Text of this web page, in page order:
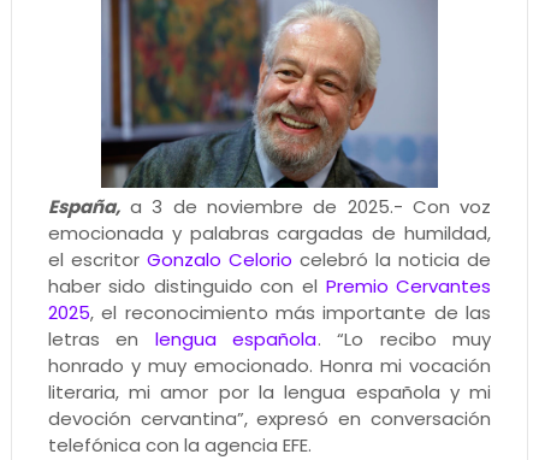
España,a 3 de noviembre de 2025.- Con voz
emocionada y palabras cargadas de humildad,
el escritor Gonzalo Celorio celebró la noticia de
haber sido distinguido con el Premio Cervantes
2025, el reconocimiento más importante de las
letras en lengua española. “Lo recibo muy
honrado y muy emocionado. Honra mi vocación
literaria, mi amor por la lengua española y mi
devoción cervantina”, expresó en conversación
telefónica con la agencia EFE.